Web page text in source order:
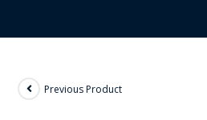
Previous Product